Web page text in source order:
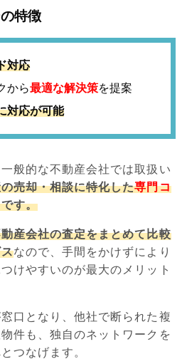
特徴
対応
から最適な解決策を提案
対応が可能
般的な不動産会社では取扱い
売却・相談に特化した専門コ
です。
産会社の査定をまとめて比較
なので、手間をかけずにより
けやすいのが最大のメリット
口となり、他社で断られた複
件も、独自のネットワークを
つなげます。